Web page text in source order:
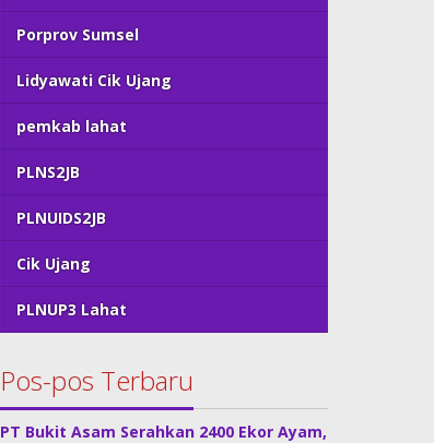
Porprov Sumsel
Lidyawati Cik Ujang
pemkab lahat
PLNS2JB
PLNUIDS2JB
Cik Ujang
PLNUP3 Lahat
Pos-pos Terbaru
PT Bukit Asam Serahkan 2400 Ekor Ayam,